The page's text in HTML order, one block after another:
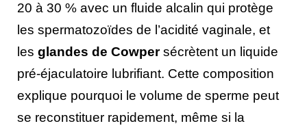
20 à 30 % avec un fluide alcalin qui protège
les spermatozoïdes de l’acidité vaginale, et
les glandes de Cowpersécrètent un liquide
pré-éjaculatoire lubrifiant. Cette composition
explique pourquoi le volume de sperme peut
se reconstituer rapidement, même si la